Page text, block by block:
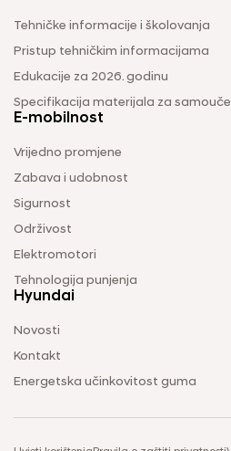
Tehničke informacije i školovanja
Pristup tehničkim informacijama
Edukacije za 2026. godinu
Specifikacija materijala za
E-mobilnost
Vrijedno promjene
Zabava i udobnost
Sigurnost
Održivost
Elektromotori
Tehnologija punjenja
Hyundai
Novosti
Kontakt
Energetska učinkovitost guma